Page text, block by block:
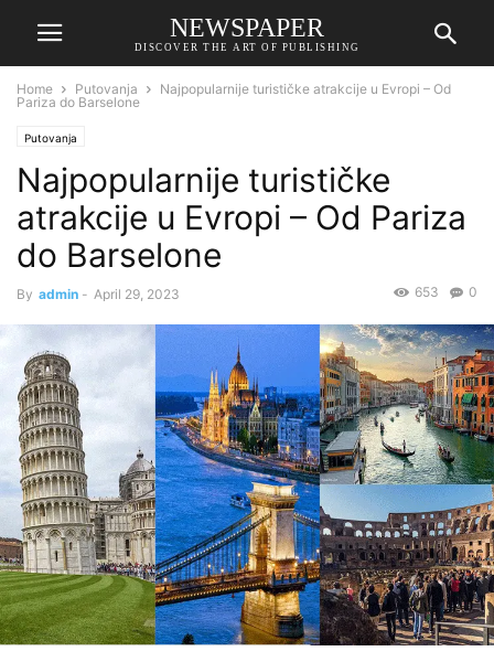
NEWSPAPER
DISCOVER THE ART OF PUBLISHING
Home Putovanja
Najpopularnije turističke atrakcije u Evropi – Od
Pariza do Barselone
Putovanja
Najpopularnije turističke
atrakcije u Evropi – Od Pariza
do Barselone
By admin - April 29, 2023 0
653